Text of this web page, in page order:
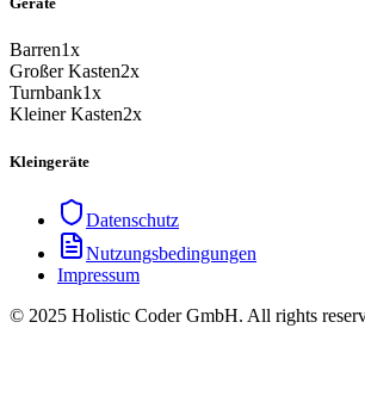
Barren1x
Großer Kasten2x
Turnbank1x
Kleiner Kasten2x
Kleingeräte
Datenschutz
Nutzungsbedingungen
Impressum
© 2025 Holistic Coder GmbH. All rights